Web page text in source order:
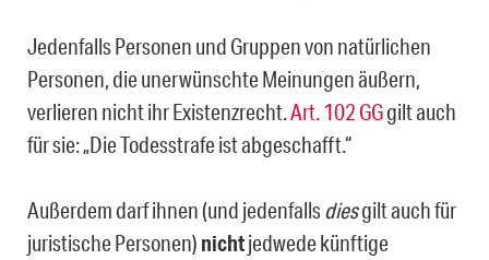
Jedenfalls Personen und Gruppen von natürlichen
Personen, die unerwünschte Meinungen äußern,
verlieren nicht ihr Existenzrecht.Art. 102 GGgilt auch
für sie: „Die Todesstrafe ist abgeschafft.“
Außerdem darf ihnen (und jedenfallsdiesgilt auch für
juristische Personen) nichtjedwede künftige